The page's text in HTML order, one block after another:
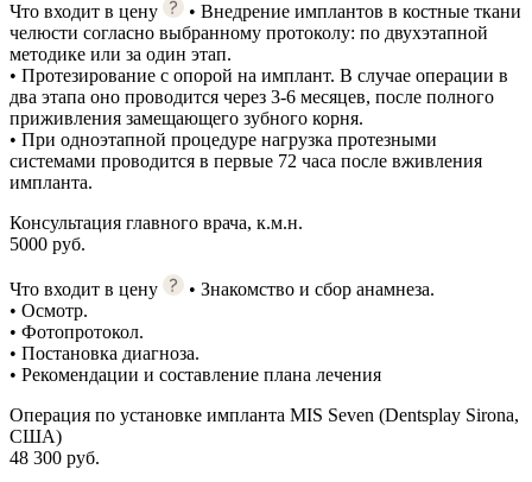
Что входит в цену
• Внедрение имплантов в костные ткани
челюсти согласно выбранному протоколу: по двухэтапной
методике или за один этап.
• Протезирование с опорой на имплант. В случае операции в
два этапа оно проводится через 3-6 месяцев, после полного
приживления замещающего зубного корня.
• При одноэтапной процедуре нагрузка протезными
системами проводится в первые 72 часа после вживления
импланта.
Консультация главного врача, к.м.н.
5000 руб.
Что входит в цену
• Знакомство и сбор анамнеза.
• Осмотр.
• Фотопротокол.
• Постановка диагноза.
• Рекомендации и составление плана лечения
Операция по установке импланта MIS Seven (Dentsplay Sirona,
США)
48 300 руб.